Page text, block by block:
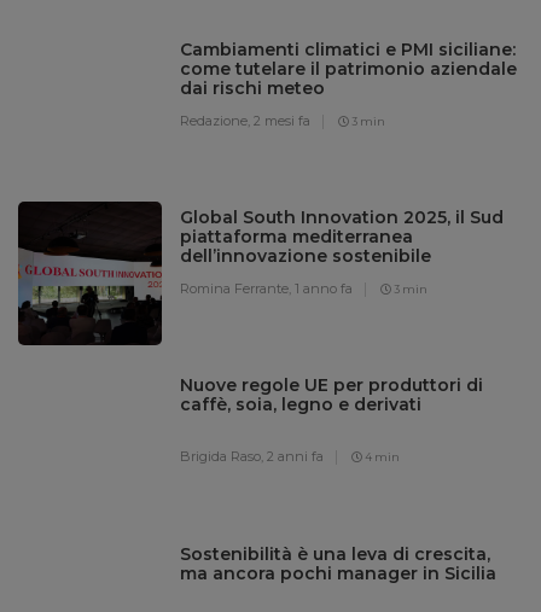
Cambiamenti climatici e PMI siciliane:
come tutelare il patrimonio aziendale
dai rischi meteo
Redazione,2 mesi fa 3 min
Global South Innovation 2025, il Sud
piattaforma mediterranea
dell’innovazione sostenibile
Romina Ferrante,1 anno fa 3 min
Nuove regole UE per produttori di
caffè, soia, legno e derivati
Brigida Raso,2 anni fa 4 min
Sostenibilità è una leva di crescita,
ma ancora pochi manager in Sicilia